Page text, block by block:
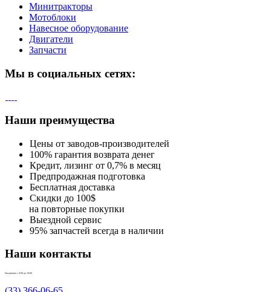
Минитракторы
Мотоблоки
Навесное оборудование
Двигатели
Запчасти
Мы в социальных сетях:
Наши преимущества
Цены от заводов-производителей
100% гарантия возврата денег
Кредит, лизинг от 0,7% в месяц
Предпродажная подготовка
Бесплатная доставка
Скидки до 100$
на повторные покупки
Выездной сервис
95% запчастей всегда в наличии
Наши контакты
Ежедневно с 9:00 до 18:00